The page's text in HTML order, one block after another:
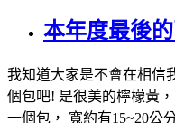
本年度最後
我知道大家是不會在相信
個包吧! 是很美的檸檬黃
一個包， 寬約有15~20公